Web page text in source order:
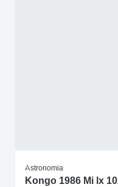
Astronomia
Kongo 1986 Mi lx